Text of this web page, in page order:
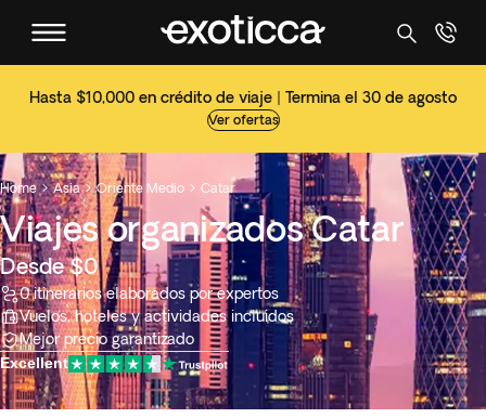
Hasta $10,000 en crédito de viaje | Termina el 30 de agosto
Ver ofertas
Home  Asia  Oriente Medio  Catar
Viajes organizados Catar
Desde $0
0 itinerarios elaborados por expertos
Vuelos, hoteles y actividades incluidos
Mejor precio garantizado
Excellent